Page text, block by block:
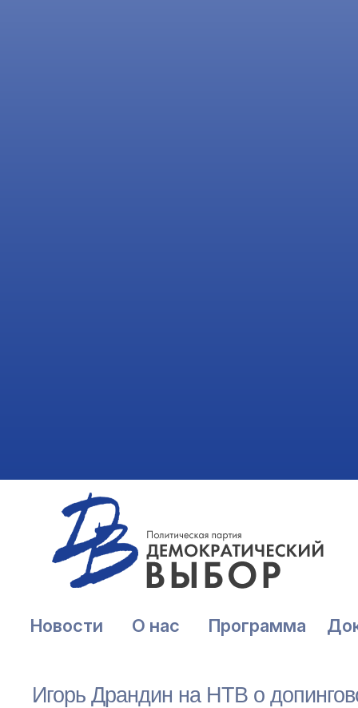
Новости О нас Программа
Игорь Драндин на НТВ о